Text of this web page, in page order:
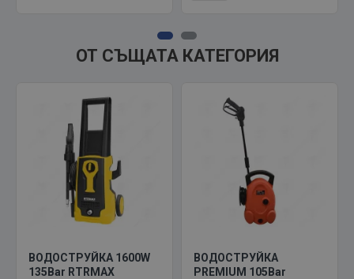
ОТ СЪЩАТА КАТЕГОРИЯ
ВОДОСТРУЙКА 1600W
135Bar RTRMAX
ВОДОСТРУЙКА
PREMIUM 105Bar